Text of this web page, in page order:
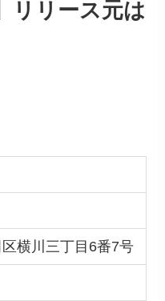
リリース元は
横川三丁目6番7号